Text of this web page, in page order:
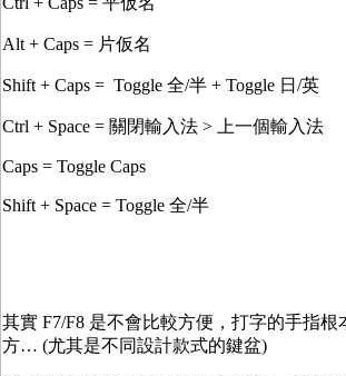
Alt + Caps = 片仮名
Shift + Caps = Toggle 全/半 + Toggle 日/英
Ctrl + Space = 關閉輸入法 > 上一個輸入法
Caps = Toggle Caps
Shift + Space = Toggle 全/半
其實 F7/F8 是不會比較方便，打字的手指根
方… (尤其是不同設計款式的鍵盆)